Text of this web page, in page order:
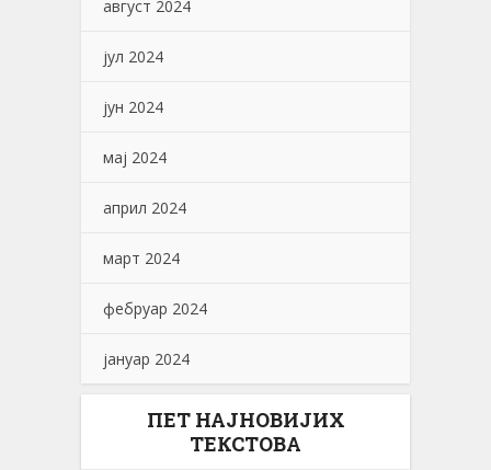
август 2024
јул 2024
јун 2024
мај 2024
април 2024
март 2024
фебруар 2024
јануар 2024
ПЕТ НАЈНОВИЈИХ
ТЕКСТОВА